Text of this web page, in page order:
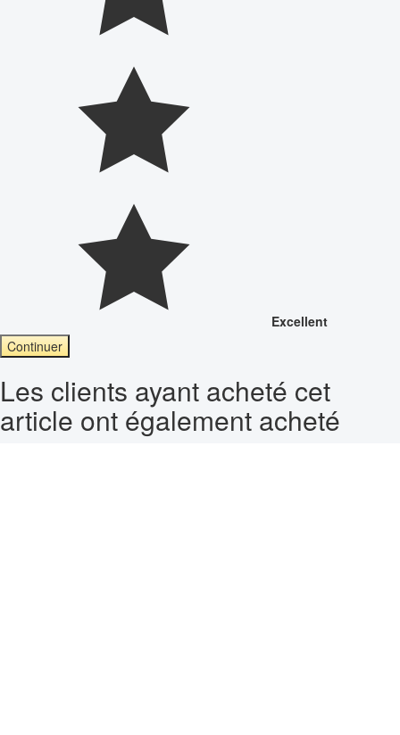
Excellent
Continuer
Les clients ayant acheté cet
article ont également acheté